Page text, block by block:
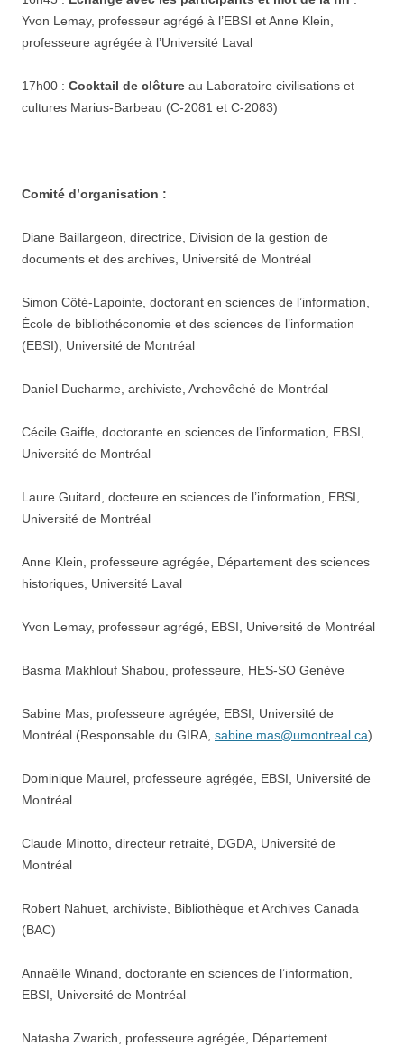
Yvon Lemay, professeur agrégé à l’EBSI et Anne Klein,
professeure agrégée à l’Université Laval
17h00 : Cocktail de clôture au Laboratoire civilisations et
cultures Marius-Barbeau (C-2081 et C-2083)
Comité d’organisation :
Diane Baillargeon, directrice, Division de la gestion de
documents et des archives, Université de Montréal
Simon Côté-Lapointe, doctorant en sciences de l’information,
École de bibliothéconomie et des sciences de l’information
(EBSI), Université de Montréal
Daniel Ducharme, archiviste, Archevêché de Montréal
Cécile Gaiffe, doctorante en sciences de l’information, EBSI,
Université de Montréal
Laure Guitard, docteure en sciences de l’information, EBSI,
Université de Montréal
Anne Klein, professeure agrégée, Département des sciences
historiques, Université Laval
Yvon Lemay, professeur agrégé, EBSI, Université de Montréal
Basma Makhlouf Shabou, professeure, HES-SO Genève
Sabine Mas, professeure agrégée, EBSI, Université de
Montréal (Responsable du GIRA, sabine.mas@umontreal.ca)
Dominique Maurel, professeure agrégée, EBSI, Université de
Montréal
Claude Minotto, directeur retraité, DGDA, Université de
Montréal
Robert Nahuet, archiviste, Bibliothèque et Archives Canada
(BAC)
Annaëlle Winand, doctorante en sciences de l’information,
EBSI, Université de Montréal
Natasha Zwarich, professeure agrégée, Département